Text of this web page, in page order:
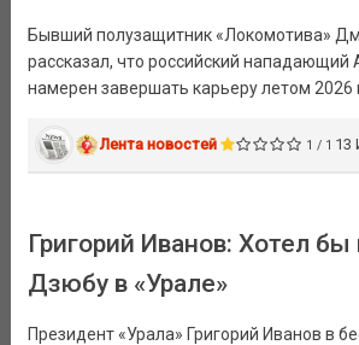
Бывший полузащитник «Локомотива»
рассказал, что российский
намерен завершать карьеру летом 2026
Лента новостей 1 / 1 13
Григорий Иванов: Хотел бы
Дзюбу в «Урале»
Президент «Урала» Григорий Иванов в